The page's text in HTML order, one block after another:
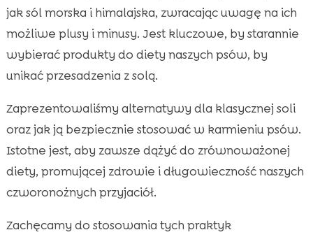
jak sól morska i himalajska, zwracając uwagę na ich
możliwe plusy i minusy. Jest kluczowe, by starannie
wybierać produkty do diety naszych psów, by
unikać przesadzenia z solą.
Zaprezentowaliśmy alternatywy dla klasycznej soli
oraz jak ją bezpiecznie stosować w karmieniu psów.
Istotne jest, aby zawsze dążyć do zrównoważonej
diety, promującej zdrowie i długowieczność naszych
czworonożnych przyjaciół.
Zachęcamy do stosowania tych praktyk